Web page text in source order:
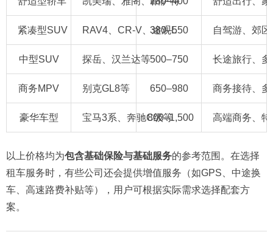
紧凑型SUV RAV4、CR-V、途观L
380–550 自驾游、郊
中型SUV 探岳、汉兰达等500–750 长途旅行、
商务MPV 别克GL8等 650–980 商务接待、
豪华车型 宝马3系、奔驰C级等800–1,500 高端商务、
以上价格均为包含基础保险与基础服务的参考范围。在选择
租车服务时，有些公司还会提供增值服务（如GPS、中途换
车、高速路费补贴等），用户可根据实际需求选择配套方
案。